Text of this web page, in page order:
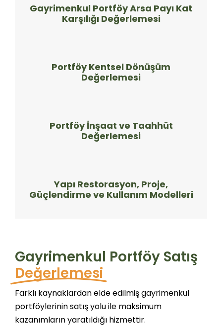
Gayrimenkul Portföy Arsa Payı Kat
Karşılığı Değerlemesi
Portföy Kentsel Dönüşüm
Değerlemesi
Portföy İnşaat ve Taahhüt
Değerlemesi
Yapı Restorasyon, Proje,
Güçlendirme ve Kullanım Modelleri
Gayrimenkul Portföy Satış
Değerlemesi
Farklı kaynaklardan elde edilmiş gayrimenkul
portföylerinin satış yolu ile maksimum
kazanımların yaratıldığı hizmettir.